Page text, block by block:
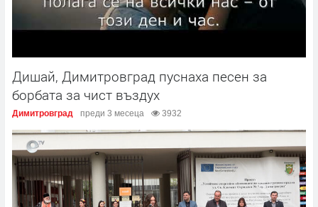
Дишай, Димитровград пуснаха песен за
борбата за чист въздух
Димитровград преди 3 месеца 3932